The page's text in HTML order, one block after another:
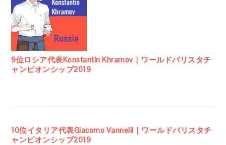
9位ロシア代表Konstantin Khramov｜ワールドバリスタチ
ャンピオンシップ2019
10位イタリア代表Giacomo Vannelli｜ワールドバリスタチ
ャンピオンシップ2019